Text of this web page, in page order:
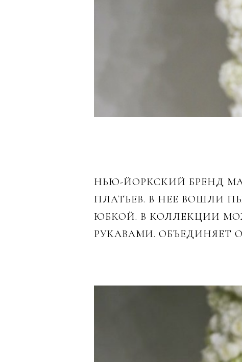
НЬЮ-ЙОРКСКИЙ БРЕНД
ПЛАТЬЕВ. В НЕЕ ВОШЛИ
ЮБКОЙ. В КОЛЛЕКЦИИ
РУКАВАМИ. ОБЪЕДИНЯЕТ